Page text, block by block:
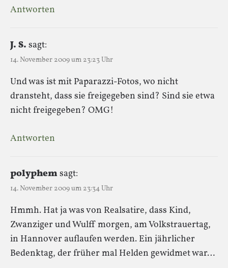
Antworten
J. S. sagt:
14. November 2009 um 23:23 Uhr
Und was ist mit Paparazzi-Fotos, wo nicht
dransteht, dass sie freigegeben sind? Sind sie etwa
nicht freigegeben? OMG!
Antworten
polyphemsagt:
14. November 2009 um 23:34 Uhr
Hmmh. Hat ja was von Realsatire, dass Kind,
Zwanziger und Wulff morgen, am Volkstrauertag,
in Hannover auflaufen werden. Ein jährlicher
Bedenktag, der früher mal Helden gewidmet war…